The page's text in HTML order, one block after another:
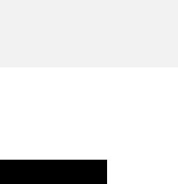
Spielbericht